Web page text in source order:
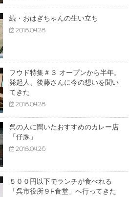
続・おはぎちゃんの生い立ち
2018.04.28
フウド特集＃３ オープンから半年。
発起人、後藤さんに今の想いを聞い
てきた
2018.04.28
呉の人に聞いたおすすめのカレー店
「仔豚」
2018.04.26
５００円以下でランチが食べれる
「呉市役所９F食堂」へ行ってきた